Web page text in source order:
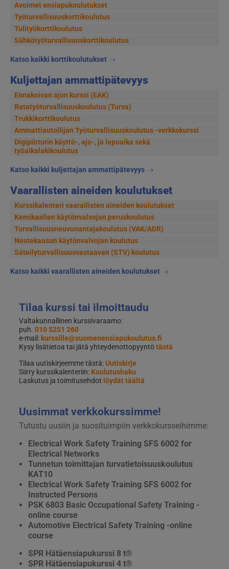
Avoimet ensiapukoulutukset
Työturvallisuuskorttikoulutus
Tulityökorttikoulutus
Sähkötyöturvallisuuskorttikoulutus
Katso kaikki korttikoulutukset
Kuljettajan ammattipätevyys
Ennakoivan ajon kurssi (EAK)
Ratatyöturvallisuuskoulutus (Turva)
Trukkikorttikoulutus
Ammattiautoilijan Työturvallisuuskoulutus -verkkokurssi
Digipiirturin käyttö-, ajo-, ja lepoaika sekä
työaikalakikoulutus
Katso kaikki kuljettajan ammattipätevyys
Vaarallisten aineiden koulutukset
Kurssikalenteri vaarallisten aineiden koulutukset
Kemikaalien käytönvalvojan peruskoulutus
Turvallisuusneuvonantajakoulutus (VAK/ADR)
Nestekaasun käytönvalvojan koulutus
Säteilyturvallisuusvastaavan (STV) koulutus
Katso kaikki vaarallisten aineiden koulutukset
Tilaa kurssi tai ilmoittaudu
Valtakunnallinen kurssivaraamo:
puh. 010 5251 260
e-mail: kurssille@suomenensiapukoulutus.fi
Kysy lisätietoa tai jätä yhteydenottopyyntötästä
Tilaa uutiskirjeemme tästä:Uutiskirje
Siirry kurssikalenteriin: Koulutushaku
Laskutus ja toimitusehdot löydät täältä
Uusimmat verkkokurssimme!
Tutustu uusiin ja suosituimpiin verkkokursseihimme:
Electrical Work Safety Training SFS 6002 for
Electrical Networks
Tunnetun toimittajan turvatietoisuuskoulutus
KAT10
Electrical Work Safety Training SFS 6002 for
Instructed Persons
PSK 6803 Basic Occupational Safety Training -
online course
Automotive Electrical Safety Training -online
course
SPR Hätäensiapukurssi 8 t®
SPR Hätäensiapukurssi 4 t®